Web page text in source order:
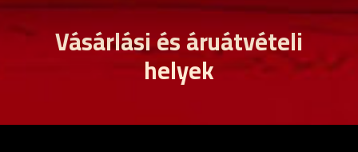
Vásárlási és áruátvételi
helyek